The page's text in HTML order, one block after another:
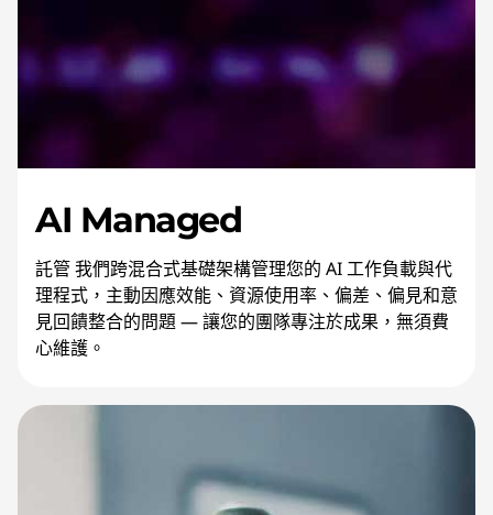
AI Managed
託管 我們跨混合式基礎架構管理您的 AI 工作負載與代
理程式，主動因應效能、資源使用率、偏差、偏見和意
見回饋整合的問題 — 讓您的團隊專注於成果，無須費
心維護。